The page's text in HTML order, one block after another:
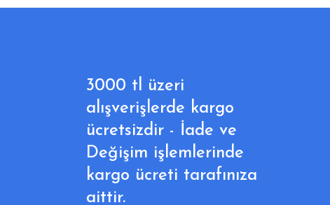
3000 tl üzeri
alışverişlerde kargo
ücretsizdir - İade ve
Değişim işlemlerinde
kargo ücreti tarafınıza
aittir.